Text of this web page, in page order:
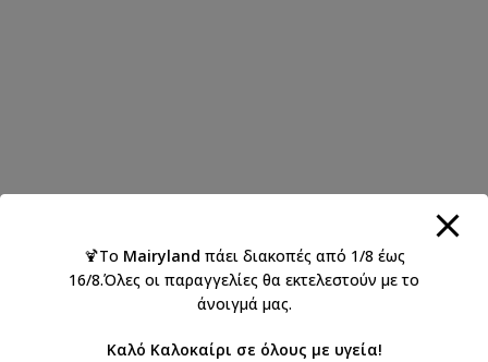
🍹Το Mairyland πάει διακοπές από 1/8 έως
16/8.Όλες οι παραγγελίες θα εκτελεστούν με το
άνοιγμά μας.
Καλό Καλοκαίρι σε όλους με υγεία!